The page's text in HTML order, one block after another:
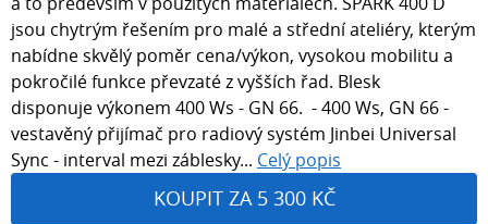
jsou chytrým řešením pro malé a střední ateliéry, kterým
nabídne skvělý poměr cena/výkon, vysokou mobilitu a
pokročilé funkce převzaté z vyšších řad. Blesk
disponuje výkonem 400 Ws - GN 66. - 400 Ws, GN 66 -
vestavěný přijímač pro radiový systém Jinbei Universal
Sync - interval mezi záblesky... Celý popis
KOUPIT ZA 5 300 KČ